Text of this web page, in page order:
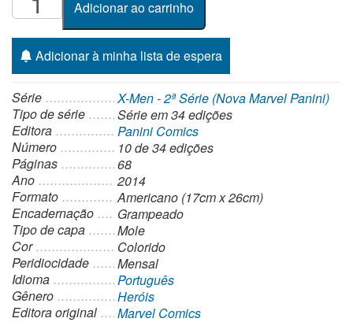
Men
-
2ª
Série
(Nova
Marvel
Panini)
10
quantidade
Adicionar ao carrinho
Adicionar à minha lista de espera
Série
X-Men - 2ª Série (Nova Marvel Panini)
Tipo de série
Sérieem 34 edições
Editora
Panini Comics
Número
10 de 34 edições
Páginas
68
Ano
2014
Formato
Americano (17cm x 26cm)
Encadernação
Grampeado
Tipo de capa
Mole
Cor
Colorido
Peridiocidade
Mensal
Idioma
Português
Gênero
Heróis
Editora original
Marvel Comics